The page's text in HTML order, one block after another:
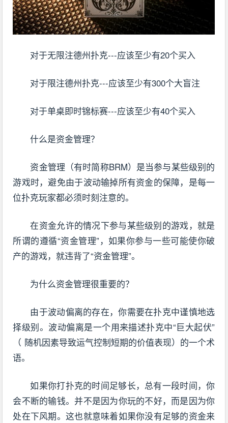
对于无限注德州扑克---应该至少有20个买入
对于限注德州扑克---应该至少有300个大盲注
对于单桌即时锦标赛---应该至少有40个买入
什么是资金管理？
资金管理（有时简称BRM）是当参与某些级别的
游戏时，避免由于波动输掉所有资金的保障，是每一
位扑克玩家都必须时刻注意的。
在资金允许的情况下参与某些级别的游戏，就是
所谓的遵循“资金管理”，如果你参与一些可能使你破
产的游戏，就违背了“资金管理”。
为什么资金管理很重要的？
由于波动偏离的存在，你需要在扑克中谨慎地选
择级别。波动偏离是一个用来描述扑克中“巨大起伏”
（ 随机因素导致运气控制短期的价值表现）的一个术
语。
如果你打扑克的时间足够长，总有一段时间，你
会不断的输钱。并不是因为你玩的不好，而是因为你
处在下风期。这也就意味着如果你没有足够的资金来